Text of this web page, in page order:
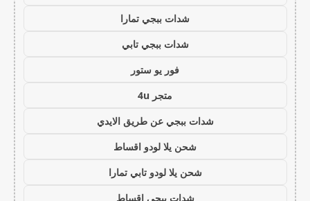
شدات ببجي تمارا
شدات ببجي تابي
فور يو ستور
متجر 4u
شدات ببجي عن طريق الايدي
شحن يلا لودو اقساط
شحن يلا لودو تابي تمارا
شدات ببجي اقساط